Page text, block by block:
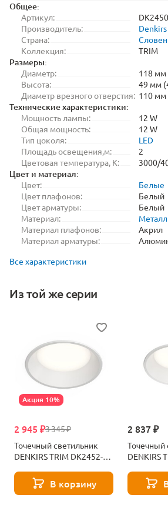
Общее:
Артикул:
Производитель:
Denkirs
Страна:
Коллекция:
TRIM
Размеры:
Диаметр:
118 мм
Высота:
49 мм
Диаметр врезного отверстия: 110 мм
Технические характеристики:
Мощность лампы:
12 W
Общая мощность:
12 W
Тип цоколя:
LED
Площадь освещения,м:
2
Цветовая температура, K:
3000/
Цвет и материал:
Цвет:
Белые
Цвет плафонов:
Белый
Цвет арматуры:
Белый
Материал:
Материал плафонов:
Акрил
Материал арматуры:
Все характеристики
Из той же серии
Акция 10%
3 345 ₽
2 945 ₽
Точечный светильник
DENKIRS TRIM DK2452-
В корзину
2 837 ₽
Точечный
DENKIRS